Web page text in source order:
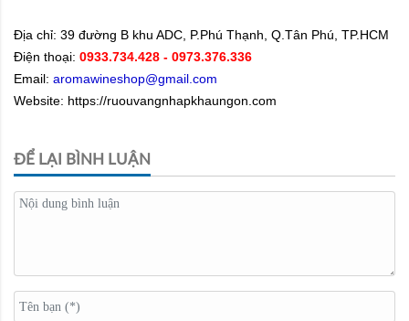
Địa chỉ: 39 đường B khu ADC, P.Phú Thạnh, Q.Tân Phú, TP.HCM
Điện thoại: 0933.734.428 - 0973.376.336
Email: aromawineshop@gmail.com
Website: https://ruouvangnhapkhaungon.com
ĐỂ LẠI BÌNH LUẬN